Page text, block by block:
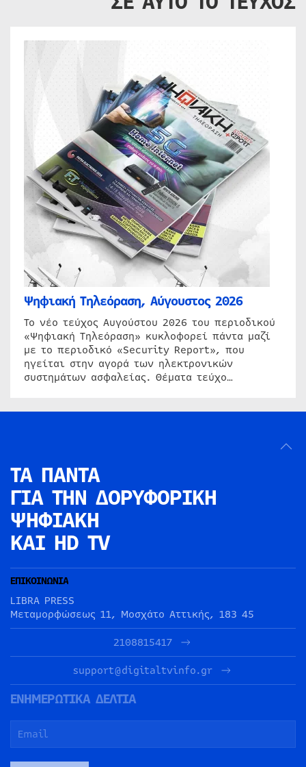
Ψηφιακή Τηλεόραση, Αύγουστος 2026
Το νέο τεύχος Αυγούστου 2026 του περιοδικού
«Ψηφιακή Τηλεόραση» κυκλοφορεί πάντα μαζί
με το περιοδικό «Security Report», που
ηγείται στην αγορά των ηλεκτρονικών
συστημάτων ασφαλείας. Θέματα τεύχο…
ΤΑ ΠΑΝΤΑ
ΓΙΑ ΤΗΝ ΔΟΡΥΦΟΡΙΚΗ
ΨΗΦΙΑΚΗ
ΚΑΙ HD TV
ΕΠΙΚΟΙΝΩΝΙΑ
LIBRA PRESS
Μεταμορφώσεως 11, Μοσχάτο Αττικής, 183 45
2108815417
support@digitaltvinfo.gr
ΕΝΗΜΕΡΩΤΙΚΑ ΔΕΛΤΙΑ